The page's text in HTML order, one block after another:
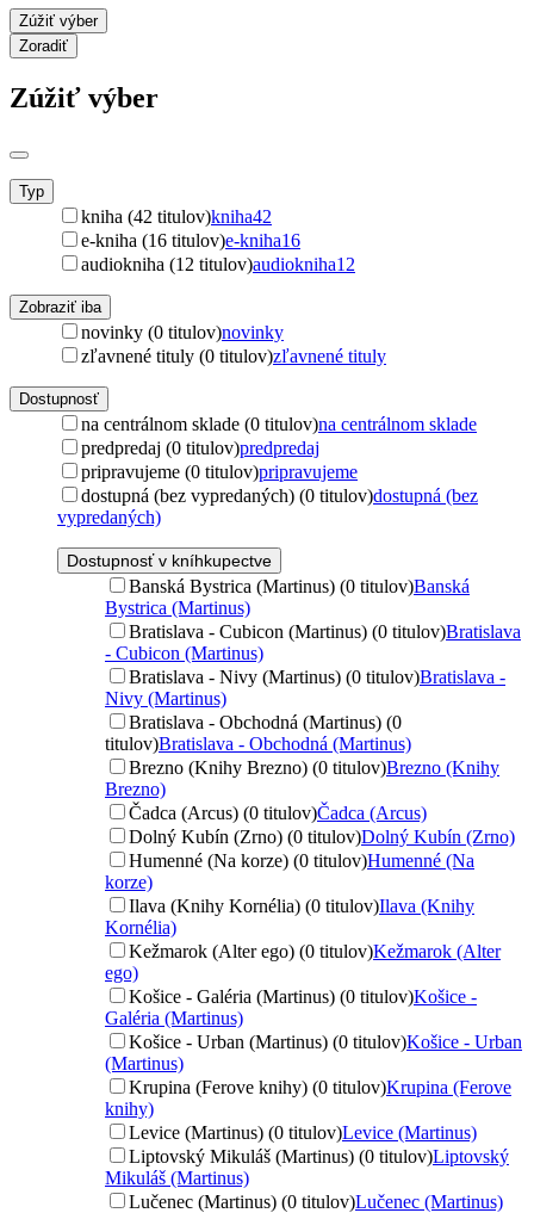
Zúžiť výber
Zoradiť
Zúžiť výber
Typ
kniha (42 titulov)kniha42
e-kniha (16 titulov)e-kniha16
audiokniha (12 titulov)audiokniha12
Zobraziť iba
novinky (0 titulov)novinky
zľavnené tituly (0 titulov)zľavnené tituly
Dostupnosť
na centrálnom sklade (0 titulov)na centrálnom sklade
predpredaj (0 titulov)predpredaj
pripravujeme (0 titulov)pripravujeme
dostupná (bez vypredaných) (0 titulov)dostupná (bez
vypredaných)
Dostupnosť v kníhkupectve
Banská Bystrica (Martinus) (0 titulov)Banská
Bystrica (Martinus)
Bratislava - Cubicon (Martinus) (0 titulov)Bratislava
- Cubicon (Martinus)
Bratislava - Nivy (Martinus) (0 titulov)Bratislava -
Nivy (Martinus)
Bratislava - Obchodná (Martinus) (0
titulov)Bratislava - Obchodná (Martinus)
Brezno (Knihy Brezno) (0 titulov)Brezno (Knihy
Brezno)
Čadca (Arcus) (0 titulov)Čadca (Arcus)
Dolný Kubín (Zrno) (0 titulov)Dolný Kubín (Zrno)
Humenné (Na korze) (0 titulov)Humenné (Na
korze)
Ilava (Knihy Kornélia) (0 titulov)Ilava (Knihy
Kornélia)
Kežmarok (Alter ego) (0 titulov)Kežmarok (Alter
ego)
Košice - Galéria (Martinus) (0 titulov)Košice -
Galéria (Martinus)
Košice - Urban (Martinus) (0 titulov)Košice - Urban
(Martinus)
Krupina (Ferove knihy) (0 titulov)Krupina (Ferove
knihy)
Levice (Martinus) (0 titulov)Levice (Martinus)
Liptovský Mikuláš (Martinus) (0 titulov)Liptovský
Mikuláš (Martinus)
Lučenec (Martinus) (0 titulov)Lučenec (Martinus)